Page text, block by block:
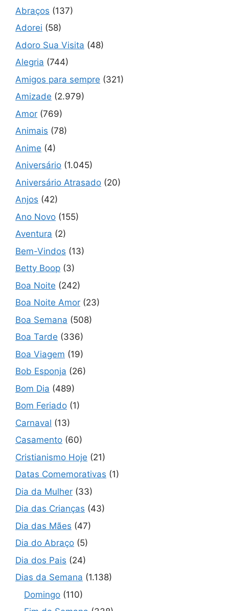
Abraços (137)
Adorei (58)
Adoro Sua Visita (48)
Alegria (744)
Amigos para sempre (321)
Amizade (2.979)
Amor (769)
Animais (78)
Anime (4)
Aniversário (1.045)
Aniversário Atrasado (20)
Anjos (42)
Ano Novo (155)
Aventura (2)
Bem-Vindos (13)
Betty Boop (3)
Boa Noite (242)
Boa Noite Amor (23)
Boa Semana (508)
Boa Tarde (336)
Boa Viagem (19)
Bob Esponja (26)
Bom Dia (489)
Bom Feriado (1)
Carnaval (13)
Casamento (60)
Cristianismo Hoje (21)
Datas Comemorativas (1)
Dia da Mulher (33)
Dia das Crianças (43)
Dia das Mães (47)
Dia do Abraço (5)
Dia dos Pais (24)
Dias da Semana (1.138)
Domingo (110)